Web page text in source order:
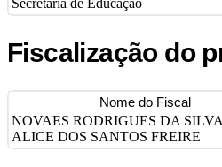
Secretaria de Educação
Fiscalização do
Nome do Fiscal
NOVAES RODRIGUES DA
ALICE DOS SANTOS FREIRE